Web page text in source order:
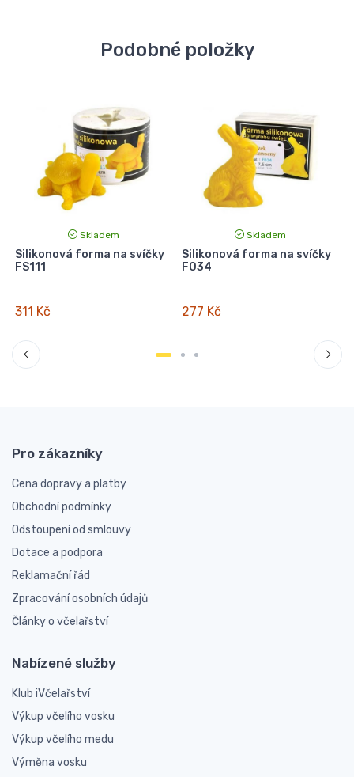
Podobné položky
Skladem
Silikonová forma na svíčky
FS111
311 Kč
Skladem
Silikonová forma na svíčky
F034
277 Kč
Pro zákazníky
Cena dopravy a platby
Obchodní podmínky
Odstoupení od smlouvy
Dotace a podpora
Reklamační řád
Zpracování osobních údajů
Články o včelařství
Nabízené služby
Klub iVčelařství
Výkup včelího vosku
Výkup včelího medu
Výměna vosku